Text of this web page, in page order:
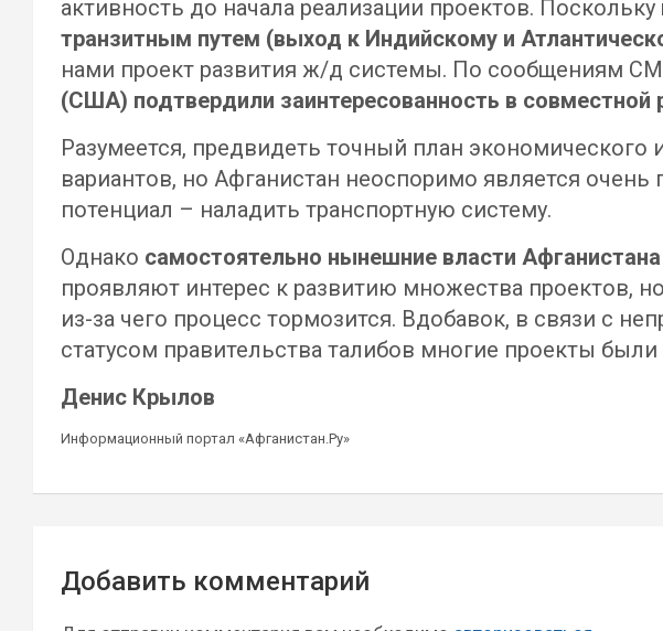
активность до начала реализации проектов. Поскольку
транзитным путем (выход к Индийскому и
нами проект развития ж/д системы. По сообщениям
(США) подтвердили заинтересованность в совместной
Разумеется, предвидеть точный план
вариантов, но Афганистан неоспоримо является
потенциал – наладить транспортную систему.
Однако самостоятельно нынешние власти
проявляют интерес к развитию множества проектов,
из-за чего процесс тормозится. Вдобавок, в связи с
статусом правительства талибов многие проекты
Денис Крылов
Информационный портал «Афганистан.Ру»
поДобавить комментарий